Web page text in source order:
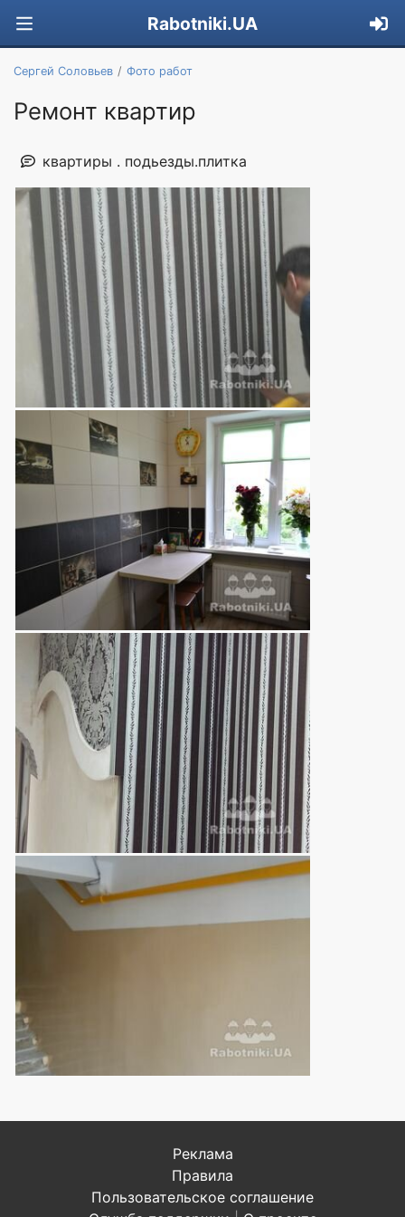
Rabotniki.UA
Сергей Соловьев Фото работ
Ремонт квартир
квартиры . подьезды.плитка
Реклама
Правила
Пользовательское соглашение